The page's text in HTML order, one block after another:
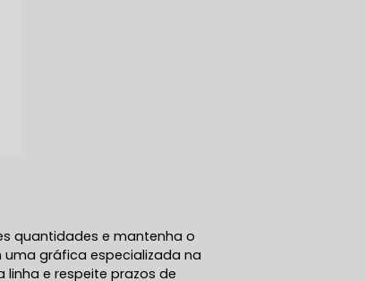
quantidades e mantenha o
gráfica especializada na
e respeite prazos de